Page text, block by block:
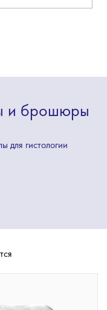
и брошюры
для гистологии